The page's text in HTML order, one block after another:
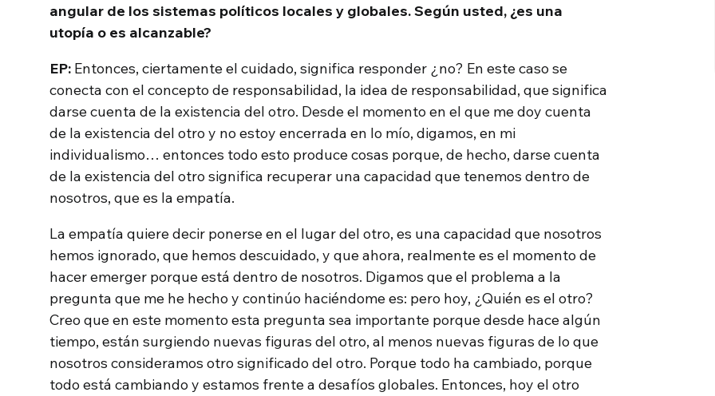
angular de los sistemas políticos locales y globales. Según usted, ¿es una
utopía o es alcanzable?
EP: Entonces, ciertamente el cuidado, significa responder ¿no? En este caso se
conecta con el concepto de responsabilidad, la idea de responsabilidad, que significa
darse cuenta de la existencia del otro. Desde el momento en el que me doy cuenta
de la existencia del otro y no estoy encerrada en lo mío, digamos, en mi
individualismo… entonces todo esto produce cosas porque, de hecho, darse cuenta
de la existencia del otro significa recuperar una capacidad que tenemos dentro de
nosotros, que es la empatía.
La empatía quiere decir ponerse en el lugar del otro, es una capacidad que nosotros
hemos ignorado, que hemos descuidado, y que ahora, realmente es el momento de
hacer emerger porque está dentro de nosotros. Digamos que el problema a la
pregunta que me he hecho y continúo haciéndome es: pero hoy, ¿Quién es el otro?
Creo que en este momento esta pregunta sea importante porque desde hace algún
tiempo, están surgiendo nuevas figuras del otro, al menos nuevas figuras de lo que
nosotros consideramos otro significado del otro. Porque todo ha cambiado, porque
todo está cambiando y estamos frente a desafíos globales. Entonces, hoy el otro